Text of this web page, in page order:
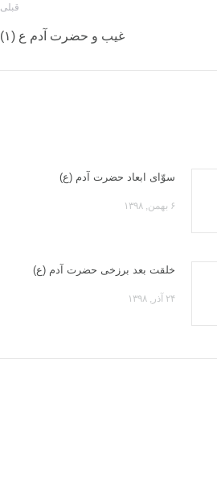
قبلی
غیب و حضرت آدم ع (۱)
سوّای ابعاد حضرت آدم (ع)
۶ بهمن, ۱۳۹۸
خلقت بعد برزخی حضرت آدم (ع)
۲۴ آذر, ۱۳۹۸